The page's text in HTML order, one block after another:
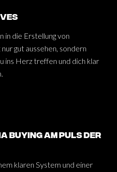
in die Erstellung von
gut aussehen, sondern
ins Herz treffen und dich klar
buying am puls der
klaren System und einer